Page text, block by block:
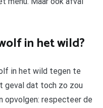
in het wild?
in het wild tegen te
geval dat toch zo zou
opvolgen: respecteer de